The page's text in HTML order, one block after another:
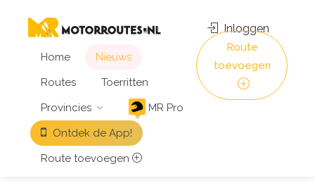
Home
Nieuws
Routes
Toerritten
Provincies
MR Pro
Ontdek de App!
Route toevoegen
Inloggen
Route
toevoegen